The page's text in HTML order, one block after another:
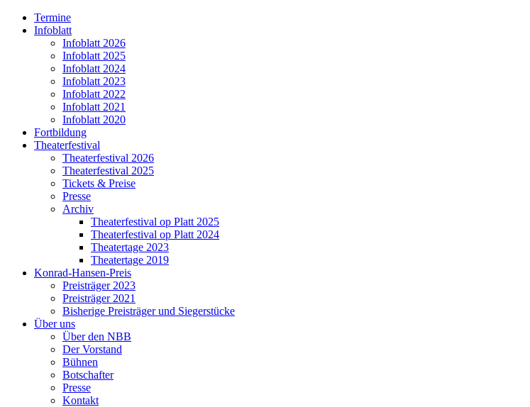
Termine
Infoblatt
Infoblatt 2026
Infoblatt 2025
Infoblatt 2024
Infoblatt 2023
Infoblatt 2022
Infoblatt 2021
Infoblatt 2020
Fortbildung
Theaterfestival
Theaterfestival 2026
Theaterfestival 2025
Tickets & Preise
Presse
Archiv
Theaterfestival op Platt 2025
Theaterfestival op Platt 2024
Theatertage 2023
Theatertage 2019
Konrad-Hansen-Preis
Preisträger 2023
Preisträger 2021
Bisherige Preisträger und Siegerstücke
Über uns
Über den NBB
Der Vorstand
Bühnen
Botschafter
Presse
Kontakt